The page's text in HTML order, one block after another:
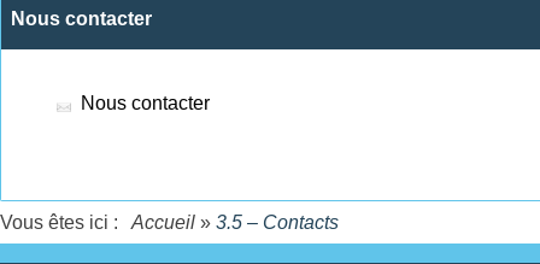
Nous contacter
Nous contacter
Vous êtes ici : Accueil » 3.5 – Contacts